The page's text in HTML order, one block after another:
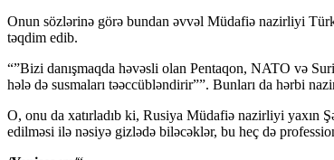
Onun sözlərinə görə bundan əvvəl Müdafiə nazirliyi
təqdim edib.
“”Bizi danışmaqda həvəsli olan Pentaqon, NATO və
hələ də susmaları təəccübləndirir””. Bunları da hərbi
O, onu da xatırladıb ki, Rusiya Müdafiə nazirliyi yaxın
edilməsi ilə nəsiyə gizlədə biləcəklər, bu heç də